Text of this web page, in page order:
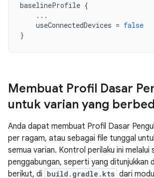
baselineProfile {
...
useConnectedDevices = false
}
Membuat Profil Dasar
untuk varian yang
Anda dapat membuat Profil Dasar
per ragam, atau sebagai file tunggal
semua varian. Kontrol perilaku ini melalui
penggabungan, seperti yang ditunjukkan
berikut, di build.gradle.kts dari